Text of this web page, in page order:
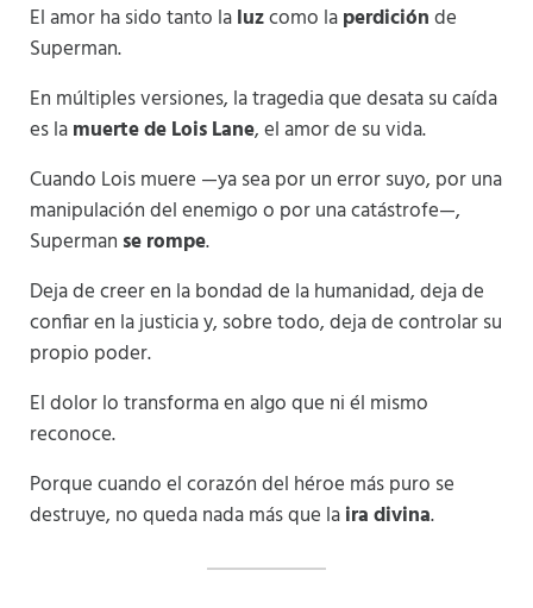
El amor ha sido tanto laluzcomo laperdiciónde
Superman.
En múltiples versiones, la tragedia que desata su caída
es lamuerte de Lois Lane, el amor de su vida.
Cuando Lois muere —ya sea por un error suyo, por una
manipulación del enemigo o por una catástrofe—,
Superman se rompe.
Deja de creer en la bondad de la humanidad, deja de
confiar en la justicia y, sobre todo, deja de controlar su
propio poder.
El dolor lo transforma en algo que ni él mismo
reconoce.
Porque cuando el corazón del héroe más puro se
destruye, no queda nada más que laira divina.